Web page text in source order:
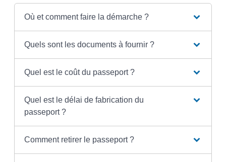
Où et comment faire la démarche ?
Quels sont les documents à fournir ?
Quel est le coût du passeport ?
Quel est le délai de fabrication du
passeport ?
Comment retirer le passeport ?